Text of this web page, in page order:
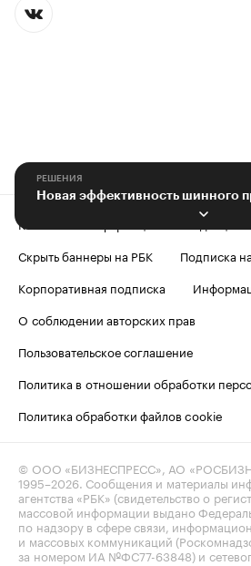
РЕШЕНИЯ
Новая эффективность шинного
Контактная информация
Скрыть баннеры на РБК
Подписка
Корпоративная подписка
О соблюдении авторских прав
Пользовательское соглашение
Политика в отношении обработки
Политика обработки файлов cookie
© ООО «БИЗНЕСПРЕСС», АО
1995–2026. Сообщения и материалы
агентства «РБК» (свидетельство о
массовой информации выдано
по надзору в сфере связи,
и массовых коммуникаций
за номером ИА №ФС77-63848) и